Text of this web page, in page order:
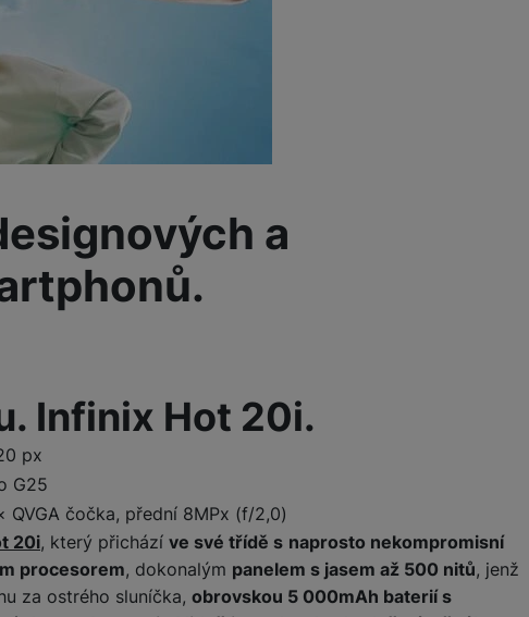
a notebooky
a
Infinix Hot 20i.
px
G25
QVGA čočka, přední 8MPx (f/2,0)
20i, který přichází ve své třídě s naprosto nekompromisní
procesorem, dokonalým panelem s jasem až 500 nitů, jenž
za ostrého sluníčka, obrovskou 5 000mAh baterií s